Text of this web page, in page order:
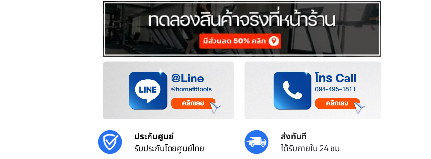
ประกันศูนย์
รับประกันโดยศูนย์ไทย
ส่งทันที
ได้รับภายใน 24 ชม.